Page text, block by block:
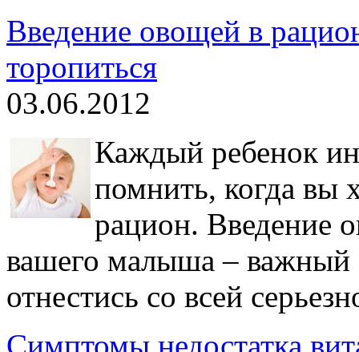
Введение овощей в
торопиться
03.06.2012
Каждый ребенок
помнить, когда вы
рацион. Введение
вашего малыша – важный
отнестись со всей
Симптомы недостатка